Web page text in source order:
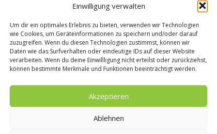
Einwilligung verwalten
Um dir ein optimales Erlebnis zu bieten, verwenden wir Technologien
wie Cookies, um Geräteinformationen zu speichern und/oder darauf
zuzugreifen. Wenn du diesen Technologien zustimmst, können wir
Daten wie das Surfverhalten oder eindeutige IDs auf dieser Website
verarbeiten. Wenn du deine Einwillligung nicht erteilst oder zurückziehst,
können bestimmte Merkmale und Funktionen beeinträchtigt werden.
Akzeptieren
Ablehnen
–
Rezepte
Bonbons selbst
Rezept für
24. März